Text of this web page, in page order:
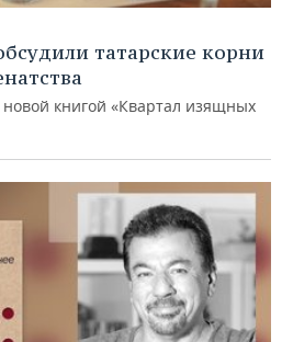
татарские корни
книгой «Квартал изящных